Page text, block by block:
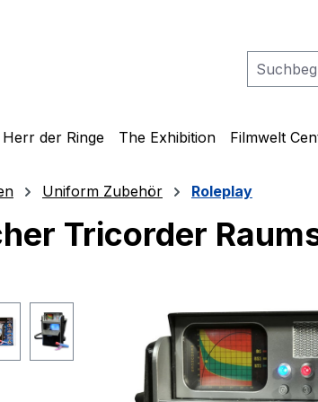
der Ringe The Exhibition Filmwelt
Uniform Zubehör Roleplay
Tricorder